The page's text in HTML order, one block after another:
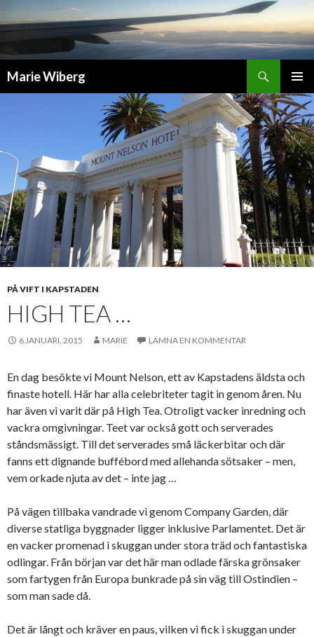
Marie Wiberg
PRIMÄR
MENY
PÅ VIFT I KAPSTADEN
HIGH TEA …
6 JANUARI, 2015 MARIE LÄMNA EN KOMMENTAR
En dag besökte vi Mount Nelson, ett av Kapstadens äldsta och
finaste hotell. Här har alla celebriteter tagit in genom åren. Nu
har även vi varit där på High Tea. Otroligt vacker inredning och
vackra omgivningar. Teet var också gott och serverades
ståndsmässigt. Till det serverades små läckerbitar och där
fanns ett dignande buffébord med allehanda sötsaker – men,
vem orkade njuta av det – inte jag …
På vägen tillbaka vandrade vi genom Company Garden, där
diverse statliga byggnader ligger inklusive Parlamentet. Det är
en vacker promenad i skuggan under stora träd och fantastiska
odlingar. Från början var det här man odlade färska grönsaker
som fartygen från Europa bunkrade på sin väg till Ostindien –
som man sade då.
Det är långt och kräver en paus, vilken vi fick i skuggan under